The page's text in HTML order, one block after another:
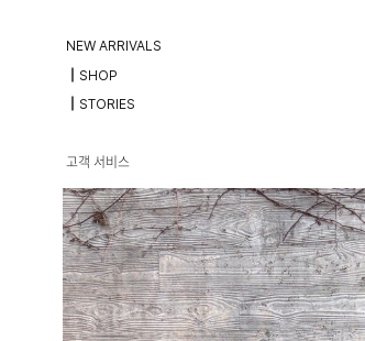
NEW ARRIVALS
┃SHOP
┃STORIES
고객 서비스